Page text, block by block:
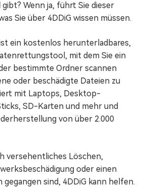
gibt? Wenn ja, führt Sie dieser
Sie über 4DDiG wissen müssen.
ein kostenlos herunterladbares,
mit dem Sie ein
bestimmte Ordner scannen
oder beschädigte Dateien zu
mit Laptops, Desktop-
SD-Karten und mehr und
von über 2.000
versehentliches Löschen,
oder einen
sind, 4DDiG kann helfen.